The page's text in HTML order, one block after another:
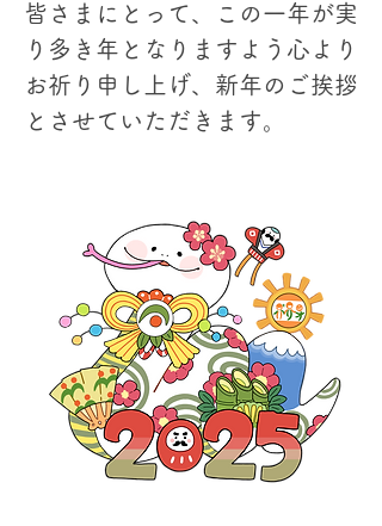
皆さまにとって、この一年が実
り多き年となりますよう心より
お祈り申し上げ、新年のご挨拶
とさせていただきます。